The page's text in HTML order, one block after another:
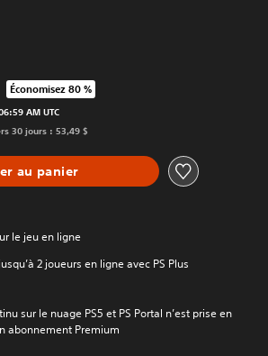
rapport au prix d'origine de 53,49 $
Économisez 80 %
AM UTC
30 jours : 53,49 $
au panier
le jeu en ligne
2 joueurs en ligne avec PS Plus
sur le nuage PS5 et PS Portal n’est prise en
abonnement Premium